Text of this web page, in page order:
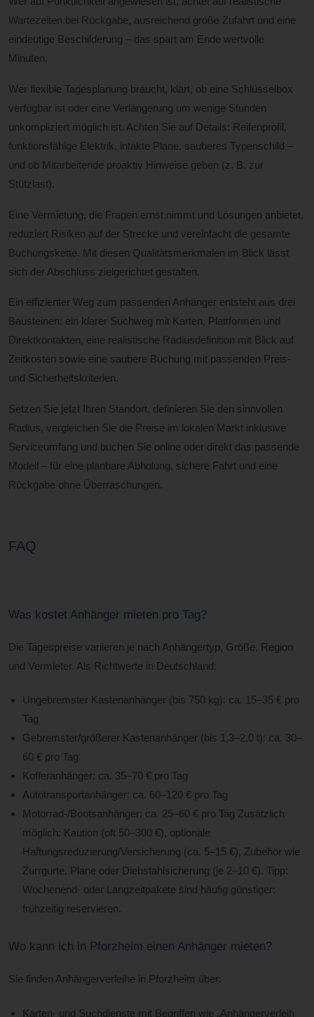
Wartezeiten bei Rückgabe, ausreichend große Zufahrt und eine
eindeutige Beschilderung – das spart am Ende wertvolle
Minuten.
Wer flexible Tagesplanung braucht, klärt, ob eine Schlüsselbox
verfügbar ist oder eine Verlängerung um wenige Stunden
unkompliziert möglich ist. Achten Sie auf Details: Reifenprofil,
funktionsfähige Elektrik, intakte Plane, sauberes Typenschild –
und ob Mitarbeitende proaktiv Hinweise geben (z. B. zur
Stützlast).
Eine Vermietung, die Fragen ernst nimmt und Lösungen anbietet,
reduziert Risiken auf der Strecke und vereinfacht die gesamte
Buchungskette. Mit diesen Qualitätsmerkmalen im Blick lässt
sich der Abschluss zielgerichtet gestalten.
Ein effizienter Weg zum passenden Anhänger entsteht aus drei
Bausteinen: ein klarer Suchweg mit Karten, Plattformen und
Direktkontakten, eine realistische Radiusdefinition mit Blick auf
Zeitkosten sowie eine saubere Buchung mit passenden Preis-
und Sicherheitskriterien.
Setzen Sie jetzt Ihren Standort, definieren Sie den sinnvollen
Radius, vergleichen Sie die Preise im lokalen Markt inklusive
Serviceumfang und buchen Sie online oder direkt das passende
Modell – für eine planbare Abholung, sichere Fahrt und eine
Rückgabe ohne Überraschungen.
FAQ
Was kostet Anhänger mieten pro Tag?
Die Tagespreise variieren je nach Anhängertyp, Größe, Region
und Vermieter. Als Richtwerte in Deutschland:
Ungebremster Kastenanhänger (bis 750 kg): ca. 15–35 € pro
Tag
Gebremster/größerer Kastenanhänger (bis 1,3–2,0 t): ca. 30–
60 € pro Tag
Kofferanhänger: ca. 35–70 € pro Tag
Autotransportanhänger: ca. 60–120 € pro Tag
Motorrad-/Bootsanhänger: ca. 25–60 € pro Tag Zusätzlich
möglich: Kaution (oft 50–300 €), optionale
Haftungsreduzierung/Versicherung (ca. 5–15 €), Zubehör wie
Zurrgurte, Plane oder Diebstahlsicherung (je 2–10 €). Tipp:
Wochenend- oder Langzeitpakete sind häufig günstiger;
frühzeitig reservieren.
Wo kann ich in Pforzheim einen Anhänger mieten?
Sie finden Anhängerverleihe in Pforzheim über:
Karten- und Suchdienste mit Begriffen wie „Anhängerverleih